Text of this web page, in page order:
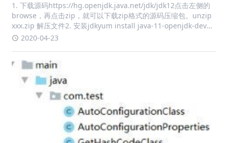
1. 下载源码https://hg.openjdk.java.net/jdk/jdk12点击左侧的
browse，再点击zip，就可以下载zip格式的源码压缩包。unzip
xxx.zip 解压文件2. 安装jdkyum install java-11-openjdk-devel
-y3. 运行con
2020-04-23